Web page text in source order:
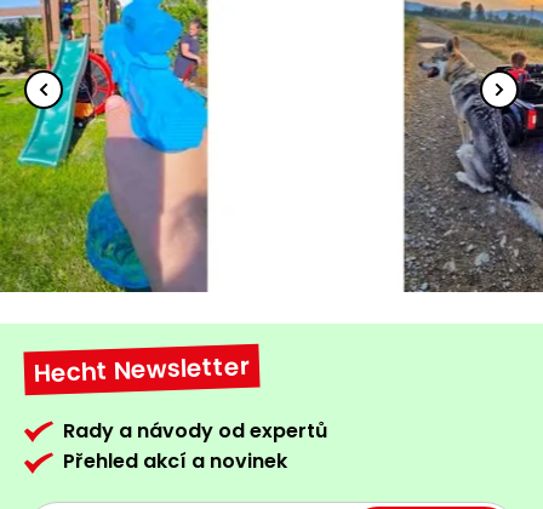
Hecht Newsletter
Rady a návody od expertů
Přehled akcí a novinek